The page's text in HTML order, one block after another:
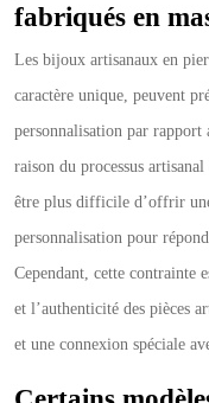
fabriqués en
Les bijoux artisanaux en
caractère unique, peuvent
personnalisation par
raison du processus
être plus difficile d’offrir
personnalisation pour
Cependant, cette contrainte
et l’authenticité des pièces
et une connexion spéciale